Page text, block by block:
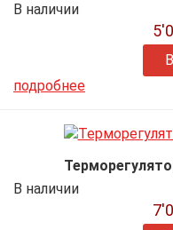
В наличии
подробнее
В наличии